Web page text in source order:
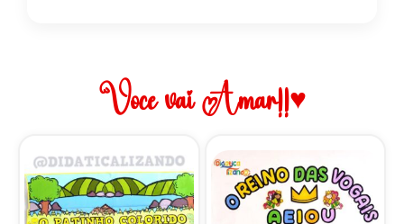
Você vai Amar!!♥